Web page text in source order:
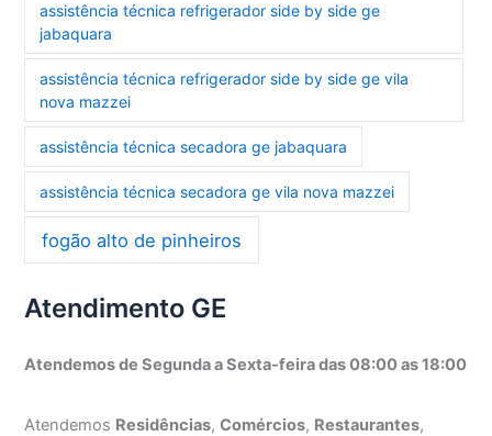
assistência técnica refrigerador side by side ge
jabaquara
assistência técnica refrigerador side by side ge vila
nova mazzei
assistência técnica secadora ge jabaquara
assistência técnica secadora ge vila nova mazzei
fogão alto de pinheiros
Atendimento GE
Atendemos de Segunda a Sexta-feira das 08:00 as 18:00
Atendemos Residências,Comércios, Restaurantes,